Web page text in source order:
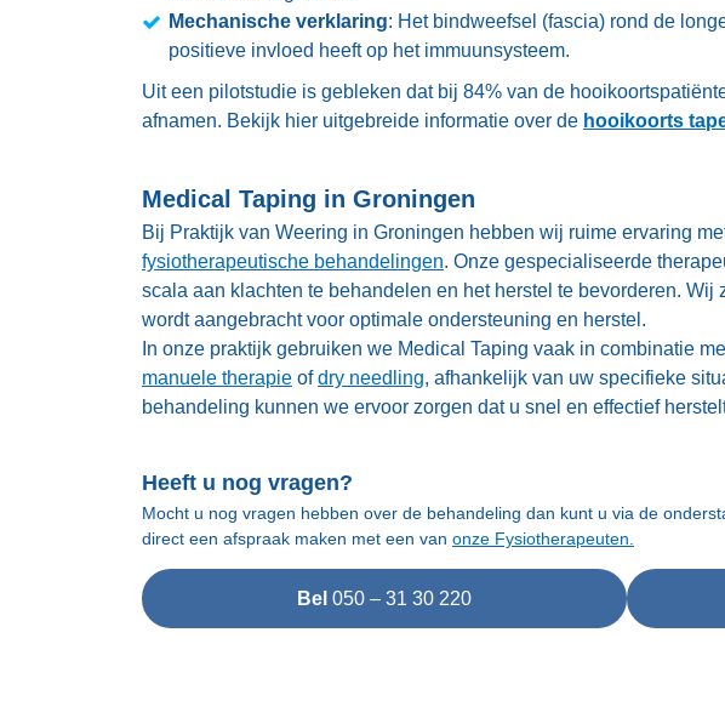
Mechanische verklaring: Het bindweefsel (fascia) rond de
positieve invloed heeft op het immuunsysteem.
Uit een pilotstudie is gebleken dat bij 84% van de
afnamen. Bekijk hier uitgebreide informatie over de hooikoorts
Medical Taping in Groningen
Bij Praktijk van Weering in Groningen hebben wij ruime ervaring
fysiotherapeutische behandelingen. Onze gespecialiseerde
scala aan klachten te behandelen en het herstel te bevorderen.
wordt aangebracht voor optimale ondersteuning en herstel.
In onze praktijk gebruiken we Medical Taping vaak in combinatie
manuele therapie ofdry needling, afhankelijk van uw specifieke
behandeling kunnen we ervoor zorgen dat u snel en effectief
Heeft u nog vragen?
Mocht u nog vragen hebben over de behandeling dan kunt u via de
direct een afspraak maken met een van onze Fysiotherapeuten.
Bel 050 – 31 30 220